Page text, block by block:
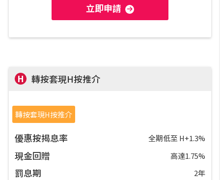
© 2026 中原按揭經紀有限公司 Centaline Mortgage Broker Limited 版權所有
私隱政策聲明
立即申請
H 轉按套現H按推介
轉按套現H按推介
優惠按揭息率 全期低至 H+1.3%
現金回贈 高達1.75%
罰息期 2年